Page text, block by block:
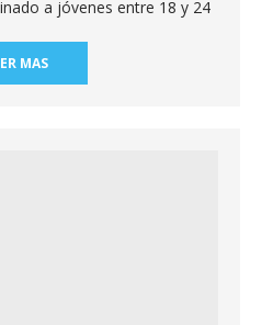
a jóvenes entre 18 y 24
MAS